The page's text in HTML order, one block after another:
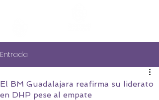
Entrada
El BM Guadalajara reafirma su liderato
en DHP pese al empate